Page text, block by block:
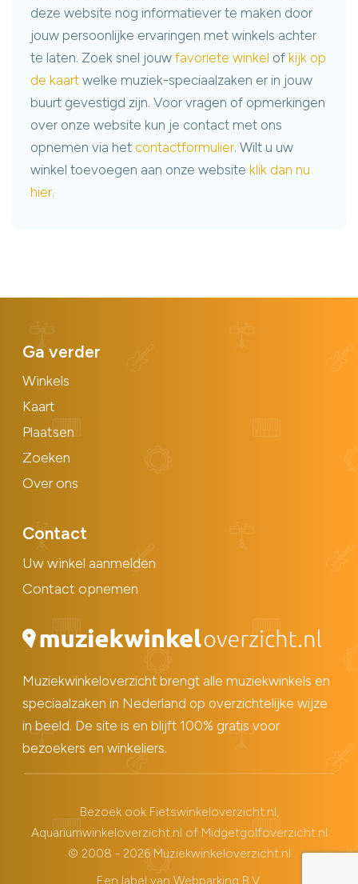
deze website nog informatiever te maken door
jouw persoonlijke ervaringen met winkels achter
te laten. Zoek snel jouw favoriete winkel of kijk op
de kaartwelke muziek-speciaalzaken er in jouw
buurt gevestigd zijn. Voor vragen of opmerkingen
over onze website kun je contact met ons
opnemen via het contactformulier. Wilt u uw
winkel toevoegen aan onze website klik dan nu
hier.
Ga verder
Winkels
Kaart
Plaatsen
Zoeken
Over ons
Contact
Uw winkel aanmelden
Contact opnemen
Muziekwinkeloverzicht brengt alle muziekwinkels en
speciaalzaken in Nederland op overzichtelijke wijze
in beeld. De site is en blijft 100% gratis voor
bezoekers en winkeliers.
Bezoek ook Fietswinkeloverzicht.nl,
Aquariumwinkeloverzicht.nl of Midgetgolfoverzicht.nl
© 2008 - 2026 Muziekwinkeloverzicht.nl
Een label van Webparking B.V.